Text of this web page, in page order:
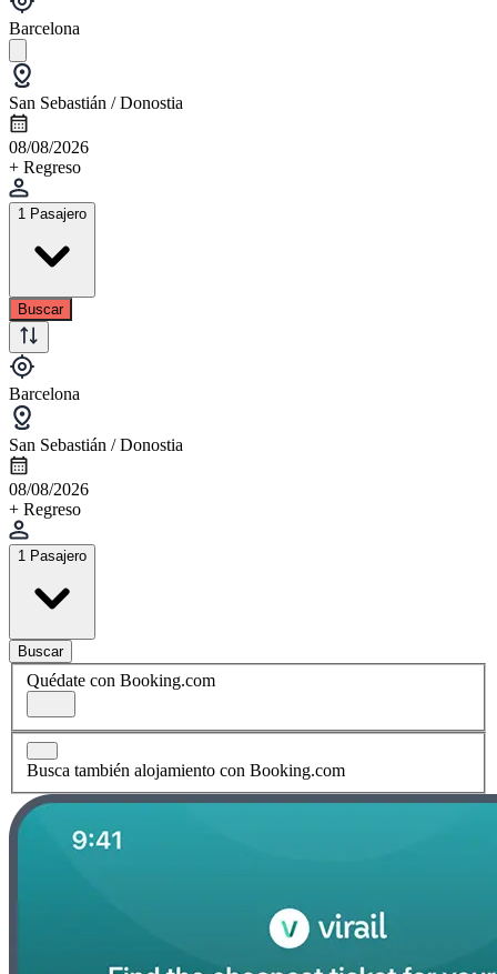
Barcelona
San Sebastián / Donostia
08/08/2026
+ Regreso
1 Pasajero
Buscar
Barcelona
San Sebastián / Donostia
08/08/2026
+ Regreso
1 Pasajero
Buscar
Quédate con Booking.com
Busca también alojamiento con Booking.com